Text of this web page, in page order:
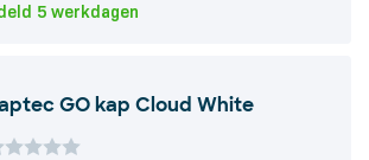
5 werkdagen
GO kap Cloud White